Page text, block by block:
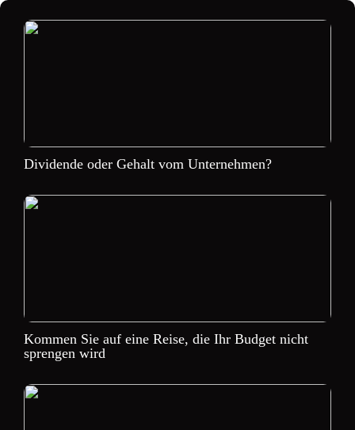
Dividende oder Gehalt vom Unternehmen?
Kommen Sie auf eine Reise, die Ihr Budget nicht
sprengen wird